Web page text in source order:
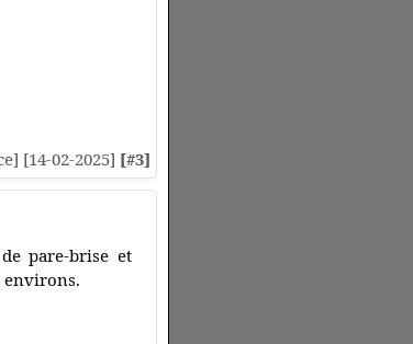
[14-02-2025] [#3]
pare-brise et
environs.